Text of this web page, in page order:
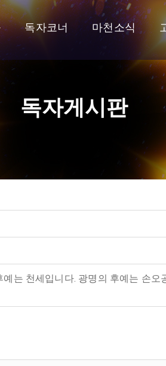
독자코너 마천소식
독자게시판
는 천세입니다. 광명의 후예는 손